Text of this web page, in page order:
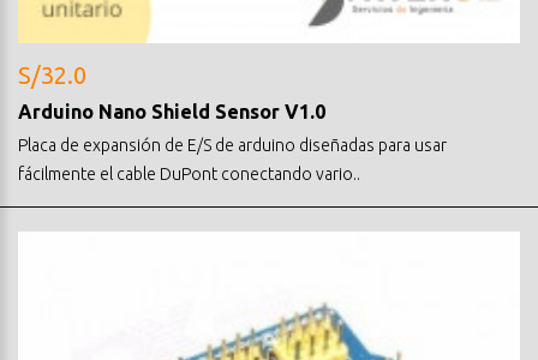
S/32.0
Arduino Nano Shield Sensor V1.0
Placa de expansión de E/S de arduino diseñadas para usar
fácilmente el cable DuPont conectando vario..